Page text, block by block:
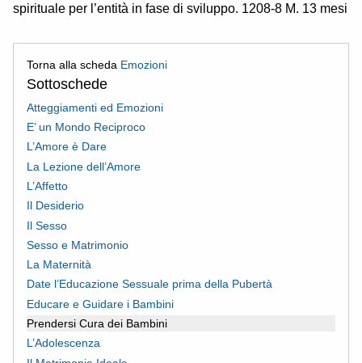
spirituale per l’entità in fase di sviluppo. 1208-8 M. 13 mesi
Torna alla scheda Emozioni
Sottoschede
Atteggiamenti ed Emozioni
E’ un Mondo Reciproco
L’Amore è Dare
La Lezione dell’Amore
L’Affetto
Il Desiderio
Il Sesso
Sesso e Matrimonio
La Maternità
Date l’Educazione Sessuale prima della Pubertà
Educare e Guidare i Bambini
Prendersi Cura dei Bambini
L’Adolescenza